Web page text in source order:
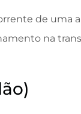
de uma
na